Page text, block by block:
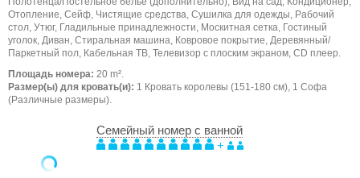
Отопление, Сейф, Чистящие средства, Сушилка для одежды, Рабочий
стол, Утюг, Гладильные принадлежности, Москитная сетка, Гостиный
уголок, Диван, Стиральная машина, Ковровое покрытие, Деревянный/
Паркетный пол, Кабельная ТВ, Телевизор с плоским экраном, CD плеер.
Площадь номера: 20 m².
Размер(ы) для кровать(и): 1 Кровать королевы (151-180 см), 1 Софа
(Различные размеры).
Семейный номер с ванной
+